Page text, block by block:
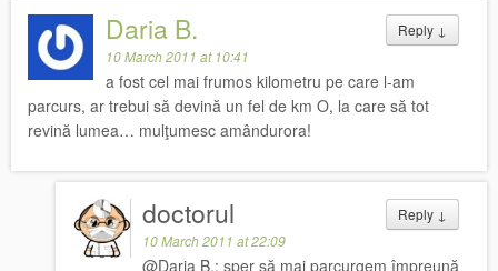
Reply ↓
Daria B.
10 March 2011 at 10:41
a fost cel mai frumos kilometru pe care l-am
parcurs, ar trebui să devină un fel de km O, la care să tot
revină lumea… mulţumesc amândurora!
Reply ↓
doctorul
10 March 2011 at 22:09
@Daria B.: sper să mai parcurgem împreună